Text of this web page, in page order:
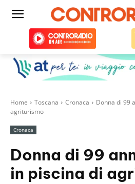
Home Toscana Cronaca
Donna di 99
agriturismo
Cronaca
Donna di 99
in piscina di